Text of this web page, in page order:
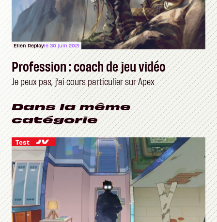
Ellen Replayle 30 juin 2021
Profession : coach de jeu vidéo
Je peux pas, j’ai cours particulier sur Apex
Dans la même
catégorie
Test